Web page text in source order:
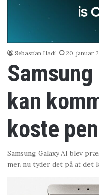
Sebastian Hadi 20. januar
kan
koste
Samsung Galaxy AI blev
men nu tyder det på at det